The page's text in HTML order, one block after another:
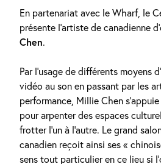
En partenariat avec le Wharf, le
présente l’artiste de canadienne
Chen.
Par l’usage de différents moyens
vidéo au son en passant par les
performance, Millie Chen
pour arpenter des espaces
frotter l’un à l’autre. Le grand
canadien reçoit ainsi ses «
sens tout particulier en ce lieu si